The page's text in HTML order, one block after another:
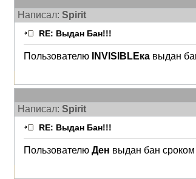
Написал: Spirit
RE: Выдан Бан!!!
Пользователю INVISIBLEка выдан
Написал: Spirit
RE: Выдан Бан!!!
Пользователю Ден выдан бан